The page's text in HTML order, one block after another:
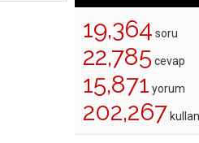
19,364 soru
22,785 cevap
15,871 yorum
202,267